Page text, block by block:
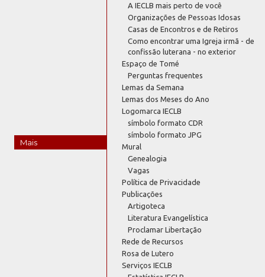
Mais
A IECLB mais perto de você
Organizações de Pessoas Idosas
Casas de Encontros e de Retiros
Como encontrar uma Igreja irmã - de
confissão luterana - no exterior
Espaço de Tomé
Perguntas frequentes
Lemas da Semana
Lemas dos Meses do Ano
Logomarca IECLB
símbolo formato CDR
símbolo formato JPG
Mural
Genealogia
Vagas
Política de Privacidade
Publicações
Artigoteca
Literatura Evangelística
Proclamar Libertação
Rede de Recursos
Rosa de Lutero
Serviços IECLB